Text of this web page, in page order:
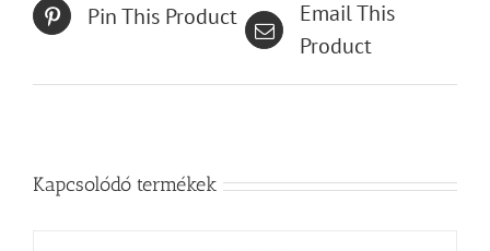
Pin This Product
Email This
Product
Kapcsolódó termékek